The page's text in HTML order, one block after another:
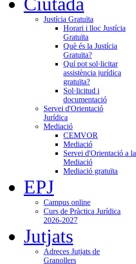
Justícia Gratuïta
Horari i lloc Justícia
Gratuïta
Què és la Justícia
Gratuïta?
Quí pot sol·licitar
assistència jurídica
gratuïta?
Sol·licitud i
documentació
Servei d'Orientació
Jurídica
Mediació
CEMVOR
Mediació
Servei d'Orientació a la
Mediació
Mediació gratuïta
EPJ
Campus online
Curs de Pràctica Jurídica
2026-2027
Jutjats
Adreces Jutjats de
Granollers